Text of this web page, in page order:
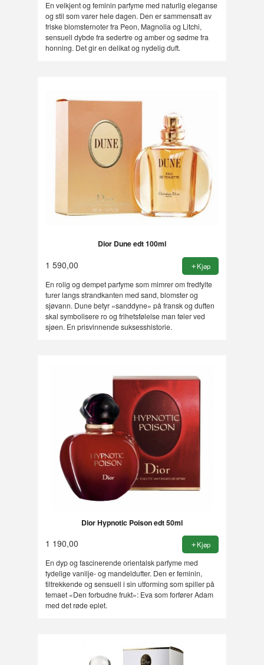
En velkjent og feminin parfyme med naturlig eleganse
og stil som varer hele dagen. Den er sammensatt av
friske blomsternoter fra Peon, Magnolia og Litchi,
sensuell dybde fra sedertre og amber og sødme fra
honning. Det gir en delikat og nydelig duft.
Dior Dune edt 100ml
1 590,00 Kjøp
En rolig og dempet parfyme som mimrer om fredfylte
turer langs strandkanten med sand, blomster og
sjøvann. Dune betyr «sanddyne» på fransk og duften
skal symbolisere ro og frihetsfølelse man føler ved
sjøen. En prisvinnende suksesshistorie.
Dior Hypnotic Poison edt 50ml
1 190,00 Kjøp
En dyp og fascinerende orientalsk parfyme med
tydelige vanilje- og mandeldufter. Den er feminin,
tiltrekkende og sensuell i sin utforming som spiller på
temaet «Den forbudne frukt»: Eva som forfører Adam
med det røde eplet.